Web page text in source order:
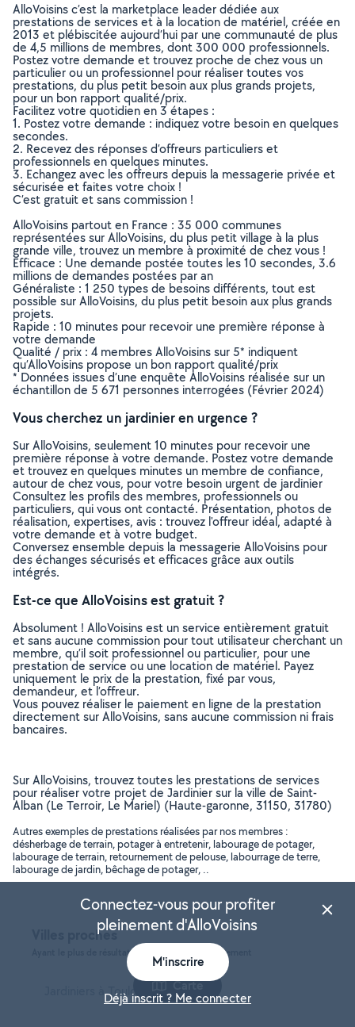
AlloVoisins c’est la marketplace leader dédiée aux
prestations de services et à la location de matériel, créée en
2013 et plébiscitée aujourd’hui par une communauté de plus
de 4,5 millions de membres, dont 300 000 professionnels.
Postez votre demande et trouvez proche de chez vous un
particulier ou un professionnel pour réaliser toutes vos
prestations, du plus petit besoin aux plus grands projets,
pour un bon rapport qualité/prix.
Facilitez votre quotidien en 3 étapes :
1. Postez votre demande : indiquez votre besoin en quelques
secondes.
2. Recevez des réponses d’offreurs particuliers et
professionnels en quelques minutes.
3. Echangez avec les offreurs depuis la messagerie privée et
sécurisée et faites votre choix !
C’est gratuit et sans commission !
AlloVoisins partout en France : 35 000 communes
représentées sur AlloVoisins, du plus petit village à la plus
grande ville, trouvez un membre à proximité de chez vous !
Efficace : Une demande postée toutes les 10 secondes, 3.6
millions de demandes postées par an
Généraliste : 1 250 types de besoins différents, tout est
possible sur AlloVoisins, du plus petit besoin aux plus grands
projets.
Rapide : 10 minutes pour recevoir une première réponse à
votre demande
Qualité / prix : 4 membres AlloVoisins sur 5* indiquent
qu’AlloVoisins propose un bon rapport qualité/prix
* Données issues d’une enquête AlloVoisins réalisée sur un
échantillon de 5 671 personnes interrogées (Février 2024)
Vous cherchez un jardinier en urgence ?
Sur AlloVoisins, seulement 10 minutes pour recevoir une
première réponse à votre demande. Postez votre demande
et trouvez en quelques minutes un membre de confiance,
autour de chez vous, pour votre besoin urgent de jardinier
Consultez les profils des membres, professionnels ou
particuliers, qui vous ont contacté. Présentation, photos de
réalisation, expertises, avis : trouvez l'offreur idéal, adapté à
votre demande et à votre budget.
Conversez ensemble depuis la messagerie AlloVoisins pour
des échanges sécurisés et efficaces grâce aux outils
intégrés.
Est-ce que AlloVoisins est gratuit ?
Absolument ! AlloVoisins est un service entièrement gratuit
et sans aucune commission pour tout utilisateur cherchant un
membre, qu’il soit professionnel ou particulier, pour une
prestation de service ou une location de matériel. Payez
uniquement le prix de la prestation, fixé par vous,
demandeur, et l’offreur.
Vous pouvez réaliser le paiement en ligne de la prestation
directement sur AlloVoisins, sans aucune commission ni frais
bancaires.
Sur AlloVoisins, trouvez toutes les prestations de services
pour réaliser votre projet de Jardinier sur la ville de Saint-
Alban (Le Terroir, Le Mariel) (Haute-garonne, 31150, 31780)
Autres exemples de prestations réalisées par nos membres :
désherbage de terrain, potager à entretenir, labourage de potager,
labourage de terrain, retournement de pelouse, labourrage de terre,
labourage de jardin, bêchage de potager, ..
Villes proches
Ayant le plus de résultats, dans le même département
Jardiniers à Toulouse Carte
Connectez-vous pour profiter
pleinement d'AlloVoisins
M'inscrire
Déjà inscrit ? Me connecter